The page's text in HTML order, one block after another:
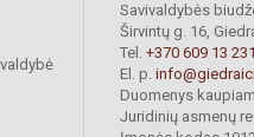
Savivaldybės
Širvintų g. 16,
Tel. +370 609 13 231
El. p.
Duomenys
Juridinių asmenų